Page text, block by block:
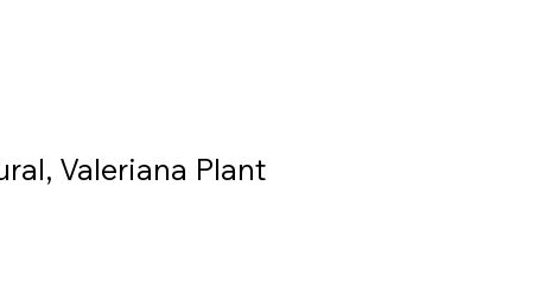
Valeriana Plant